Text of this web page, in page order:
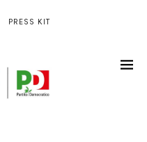
PRESS KIT